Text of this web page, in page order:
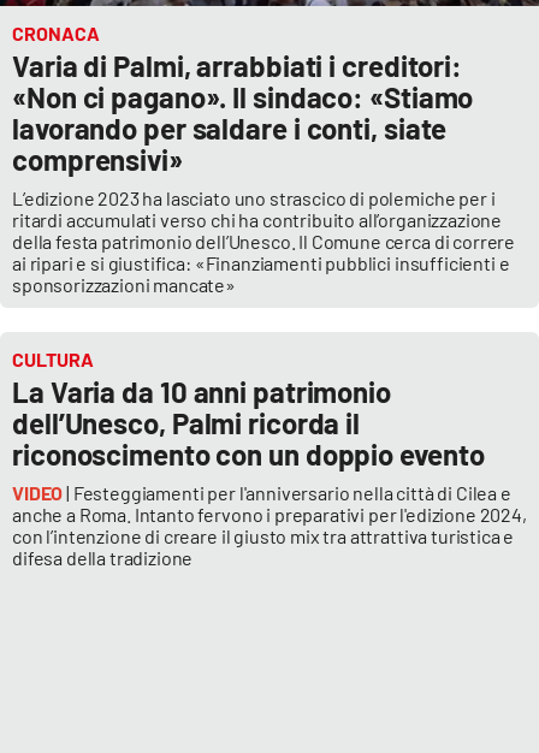
APP
Android
Apple
CRONACA
Varia di Palmi, arrabbiati i creditori:
«Non ci pagano». Il sindaco: «Stiamo
lavorando per saldare i conti, siate
comprensivi»
L’edizione 2023 ha lasciato uno strascico di polemiche per i
ritardi accumulati verso chi ha contribuito all’organizzazione
della festa patrimonio dell’Unesco. Il Comune cerca di correre
ai ripari e si giustifica: «Finanziamenti pubblici insufficienti e
sponsorizzazioni mancate»
CULTURA
La Varia da 10 anni patrimonio
dell’Unesco, Palmi ricorda il
riconoscimento con un doppio evento
VIDEO| Festeggiamenti per l'anniversario nella città di Cilea e
anche a Roma. Intanto fervono i preparativi per l'edizione 2024,
con l’intenzione di creare il giusto mix tra attrattiva turistica e
difesa della tradizione